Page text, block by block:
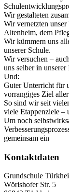
Wir gestalteten
Wir vernetzten
Altenheim, dem
Wir kümmern uns
unserer Schule.
Wir versuchen –
uns selber in
Und:
Guter Unterricht für
vorrangiges Ziel
So sind wir seit
viele Etappenziele –
Um noch
gemeinsam ein
Kontaktdaten
Grundschule
Wörishofer Str. 5